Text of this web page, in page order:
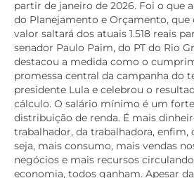
partir de janeiro de 2026. Foi o que
do Planejamento e Orçamento,
valor saltará dos atuais 1.518 reais
senador Paulo Paim, do PT do Rio
destacou a medida como o
promessa central da campanha do
presidente Lula e celebrou o
cálculo. O salário mínimo é um
distribuição de renda. É mais
trabalhador, da trabalhadora, enfim,
seja, mais consumo, mais vendas
negócios e mais recursos
economia, todos ganham. Apesar